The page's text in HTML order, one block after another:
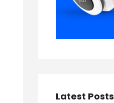
Latest Posts